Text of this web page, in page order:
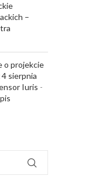
–
o projekcie
sierpnia
Iuris -